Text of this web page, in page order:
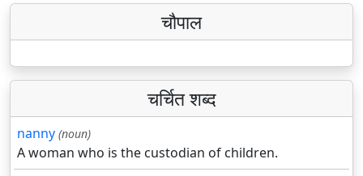
चौपाल
चर्चित शब्द
nanny (noun)
A woman who is the custodian of children.